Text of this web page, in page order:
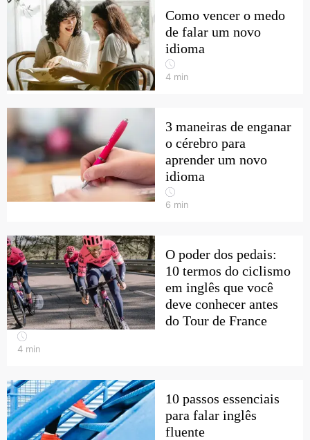
Como vencer o medo
de falar um novo
idioma
4 min
3 maneiras de enganar
o cérebro para
aprender um novo
idioma
6 min
O poder dos pedais:
10 termos do ciclismo
em inglês que você
deve conhecer antes
do Tour de France
4 min
10 passos essenciais
para falar inglês
fluente